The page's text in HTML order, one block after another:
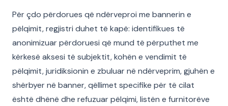
Për çdo përdorues që ndërveproi me bannerin e
pëlqimit, regjistri duhet të kapë: identifikues të
anonimizuar përdoruesi që mund të përputhet me
kërkesë aksesi të subjektit, kohën e vendimit të
pëlqimit, juridiksionin e zbuluar në ndërveprim, gjuhën e
shërbyer në banner, qëllimet specifike për të cilat
është dhënë dhe refuzuar pëlqimi, listën e furnitorëve